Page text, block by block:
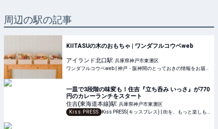
周辺の駅の記事
KIITASUの木のおもちゃ | ワンダフルコウベweb
アイランド北口駅 兵庫県神戸市東灘区
一皿で3段階の味変も！住吉『立ち呑み いっさ』が770
円のカレーランチをスタート
住吉(東海道本線)駅 兵庫県神戸市東灘区
Kiss PRESS